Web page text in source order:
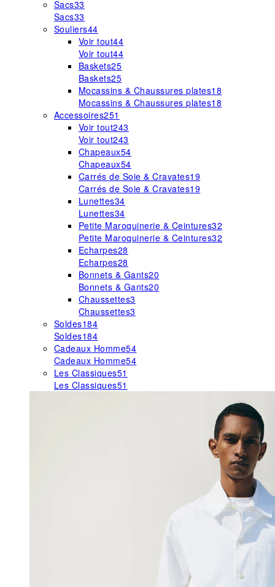
Sacs33
Sacs33
Souliers44
Voir tout44
Voir tout44
Baskets25
Baskets25
Mocassins & Chaussures plates18
Mocassins & Chaussures plates18
Accessoires251
Voir tout243
Voir tout243
Chapeaux54
Chapeaux54
Carrés de Soie & Cravates19
Carrés de Soie & Cravates19
Lunettes34
Lunettes34
Petite Maroquinerie & Ceintures32
Petite Maroquinerie & Ceintures32
Echarpes28
Echarpes28
Bonnets & Gants20
Bonnets & Gants20
Chaussettes3
Chaussettes3
Soldes184
Soldes184
Cadeaux Homme54
Cadeaux Homme54
Les Classiques51
Les Classiques51